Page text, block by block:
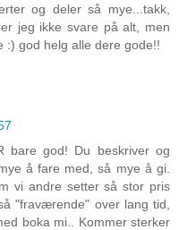
og deler så mye...takk,
jeg ikke svare på alt, men
:) god helg alle dere gode!!
bare god! Du beskriver og
å fare med, så mye å gi.
vi andre setter så stor pris
"fraværende" over lang tid,
boka mi.. Kommer sterker